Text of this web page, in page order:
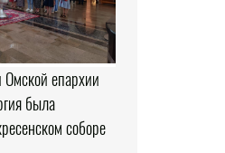
Омской епархии
была
соборе